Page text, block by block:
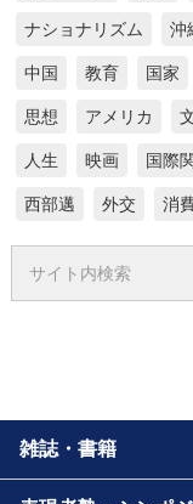
ナショナリズム 沖
中国 教育 国家
思想 アメリカ
人生 映画 国際
西部邁 外交 消
雑誌・書籍